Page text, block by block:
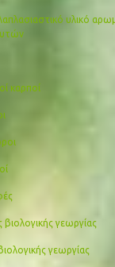
υλικό
καρποί
γεωργίας
γεωργίας